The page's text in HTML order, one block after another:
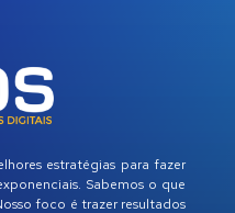
estratégias para fazer
Sabemos o que
foco é trazer resultados